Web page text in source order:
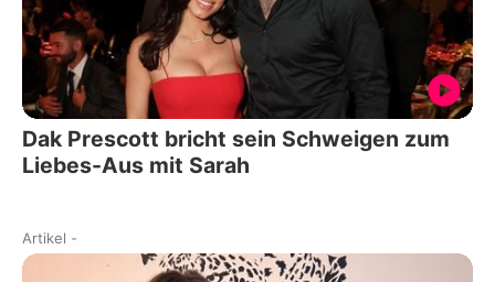
Dak Prescott bricht sein Schweigen zum
Liebes-Aus mit Sarah
Artikel -